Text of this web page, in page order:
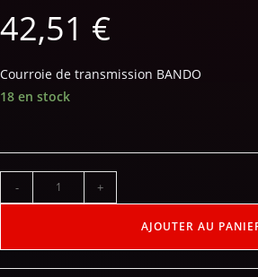
42,51 €
Courroie de transmission BANDO
18 en stock
- +
AJOUTER AU